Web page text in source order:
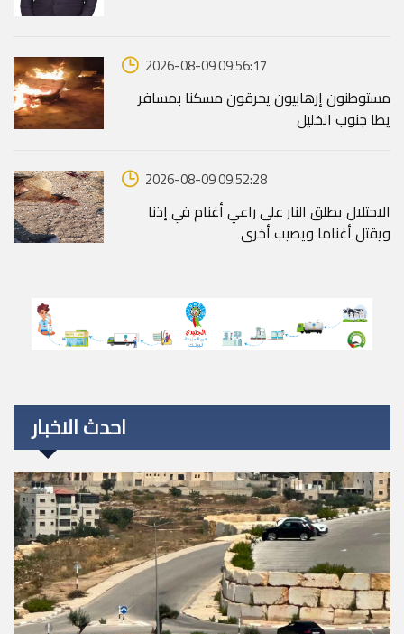
2026-08-09 09:56:17
مستوطنون إرهابيون يحرقون مسكنا بمسافر
يطا جنوب الخليل
2026-08-09 09:52:28
الاحتلال يطلق النار على راعي أغنام في إذنا
ويقتل أغناما ويصيب أخرى
احدث الاخبار